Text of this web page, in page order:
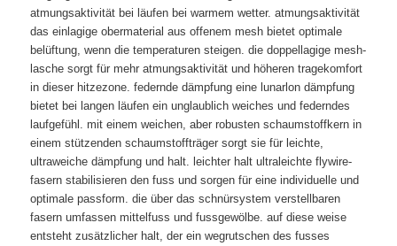
atmungsaktivität bei läufen bei warmem wetter. atmungsaktivität
das einlagige obermaterial aus offenem mesh bietet optimale
belüftung, wenn die temperaturen steigen. die doppellagige mesh-
lasche sorgt für mehr atmungsaktivität und höheren tragekomfort
in dieser hitzezone. federnde dämpfung eine lunarlon dämpfung
bietet bei langen läufen ein unglaublich weiches und federndes
laufgefühl. mit einem weichen, aber robusten schaumstoffkern in
einem stützenden schaumstoffträger sorgt sie für leichte,
ultraweiche dämpfung und halt. leichter halt ultraleichte flywire-
fasern stabilisieren den fuss und sorgen für eine individuelle und
optimale passform. die über das schnürsystem verstellbaren
fasern umfassen mittelfuss und fussgewölbe. auf diese weise
entsteht zusätzlicher halt, der ein wegrutschen des fusses